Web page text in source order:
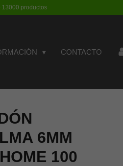
13000 productos
CONTACTO
6MM
100